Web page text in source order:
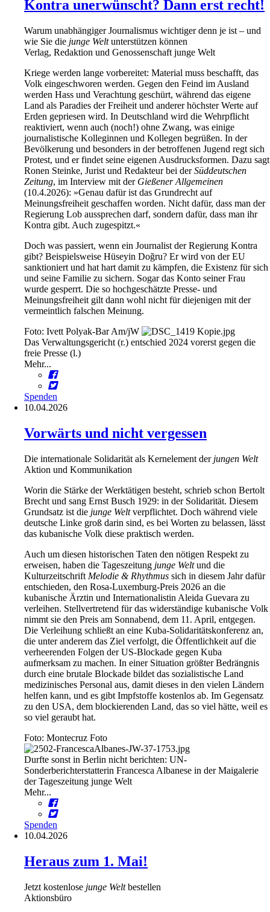
Kontra unerwünscht? Dann erst recht!
Warum unabhängiger Journalismus wichtiger denn je ist – und
wie Sie die junge Weltunterstützen können
Verlag, Redaktion und Genossenschaft junge Welt
Kriege werden lange vorbereitet: Material muss beschafft, das
Volk eingeschworen werden. Gegen den Feind im Ausland
werden Hass und Verachtung geschürt, während das eigene
Land als Paradies der Freiheit und anderer höchster Werte auf
Erden gepriesen wird. In Deutschland wird die Wehrpflicht
reaktiviert, wenn auch (noch!) ohne Zwang, was einige
journalistische Kolleginnen und Kollegen begrüßen. In der
Bevölkerung und besonders in der betroffenen Jugend regt sich
Protest, und er findet seine eigenen Ausdrucksformen. Dazu sagt
Ronen Steinke, Jurist und Redakteur bei derSüddeutschen
Zeitung, im Interview mit der Gießener Allgemeinen
(10.4.2026): »Genau dafür ist das Grundrecht auf
Meinungsfreiheit geschaffen worden. Nicht dafür, dass man der
Regierung Lob aussprechen darf, sondern dafür, dass man ihr
Kontra gibt. Auch zugespitzt.«
Doch was passiert, wenn ein Journalist der Regierung Kontra
gibt? Beispielsweise Hüseyin Doğru? Er wird von der EU
sanktioniert und hat hart damit zu kämpfen, die Existenz für sich
und seine Familie zu sichern. Sogar das Konto seiner Frau
wurde gesperrt. Die so hochgeschätzte Presse- und
Meinungsfreiheit gilt dann wohl nicht für diejenigen mit der
vermeintlich falschen Meinung.
Foto: Ivett Polyak-Bar Am/jW
Das Verwaltungsgericht (r.) entschied 2024 vorerst gegen die
freie Presse (l.)
Mehr...
Spenden
10.04.2026
Vorwärts und nicht vergessen
Die internationale Solidarität als Kernelement der jungen Welt
Aktion und Kommunikation
Worin die Stärke der Werktätigen besteht, schrieb schon Bertolt
Brecht und sang Ernst Busch 1929: in der Solidarität. Diesem
Grundsatz ist die junge Weltverpflichtet. Doch während viele
deutsche Linke groß darin sind, es bei Worten zu belassen, lässt
das kubanische Volk diese praktisch werden.
Auch um diesen historischen Taten den nötigen Respekt zu
erweisen, haben die Tageszeitung junge Weltund die
Kulturzeitschrift Melodie & Rhythmus sich in diesem Jahr dafür
entschieden, den Rosa-Luxemburg-Preis 2026 an die
kubanische Ärztin und Internationalistin Aleida Guevara zu
verleihen. Stellvertretend für das widerständige kubanische Volk
nimmt sie den Preis am Sonnabend, dem 11. April, entgegen.
Die Verleihung schließt an eine Kuba-Solidaritätskonferenz an,
die unter anderem das Ziel verfolgt, die Öffentlichkeit auf die
verheerenden Folgen der US-Blockade gegen Kuba
aufmerksam zu machen. In einer Situation größter Bedrängnis
durch eine brutale Blockade bildet das sozialistische Land
medizinisches Personal aus, damit dieses in den vielen Ländern
helfen kann, und es gibt Impfstoffe kostenlos ab. Im Gegensatz
zu den USA, dem blockierenden Land, das so viel hätte, weil es
so viel geraubt hat.
Foto: Montecruz Foto
Durfte sonst in Berlin nicht berichten: UN-
Sonderberichterstatterin Francesca Albanese in der Maigalerie
der Tageszeitung junge Welt
Mehr...
Spenden
10.04.2026
Heraus zum 1. Mai!
Jetzt kostenlose junge Weltbestellen
Aktionsbüro